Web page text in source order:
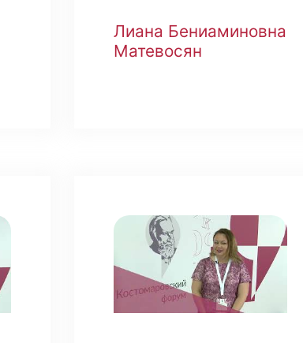
Лиана Бениаминовна
Матевосян